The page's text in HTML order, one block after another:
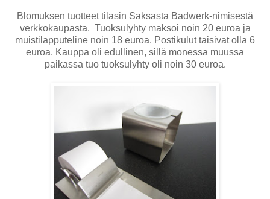
Blomuksen tuotteet tilasin Saksasta Badwerk-nimisestä
verkkokaupasta. Tuoksulyhty maksoi noin 20 euroa ja
muistilapputeline noin 18 euroa. Postikulut taisivat olla 6
euroa. Kauppa oli edullinen, sillä monessa muussa
paikassa tuo tuoksulyhty oli noin 30 euroa.